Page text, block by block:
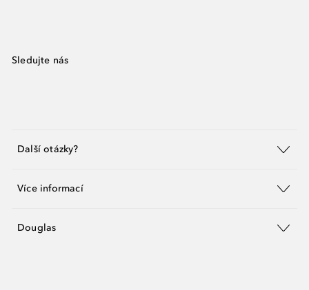
Sledujte nás
Další otázky?
Více informací
Douglas